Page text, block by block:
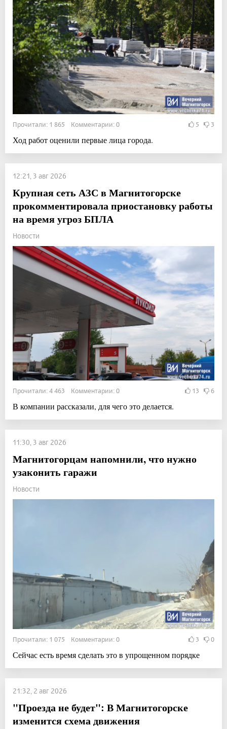
Прочитали: 1 865 Комментарии: 0 5 3
Ход работ оценили первые лица города.
12:21, 3 авг 2026
Крупная сеть АЗС в Магнитогорске
прокомментировала приостановку работы
на время угроз БПЛА
Новости
Прочитали: 4 463 Комментарии: 0 13 6
В компании рассказали, для чего это делается.
11:30, 3 авг 2026
Магнитогорцам напомнили, что нужно
узаконить гаражи
Новости
Прочитали: 1 075 Комментарии: 0 3 0
Сейчас есть время сделать это в упрощенном порядке
21:32, 2 авг 2026
"Проезда не будет": В Магнитогорске
изменится схема движения